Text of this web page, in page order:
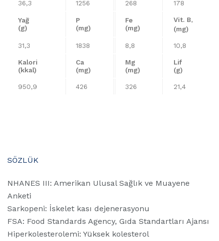
36,3 1256 268 178
Yağ
(g)
P
(mg)
Fe
(mg)
Vit. B³
(mg)
31,3 1838 8,8 10,8
Kalori
(kkal)
Ca
(mg)
Mg
(mg)
Lif
(g)
950,9 426 326 21,4
SÖZLÜK
NHANES III: Amerikan Ulusal Sağlık ve Muayene
Anketi
Sarkopeni: İskelet kası dejenerasyonu
FSA: Food Standards Agency, Gıda Standartları Ajansı
Hiperkolesterolemi: Yüksek kolesterol